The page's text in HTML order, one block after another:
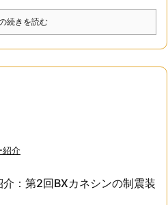
続きを読む
紹介
：第2回BXカネシンの制震装